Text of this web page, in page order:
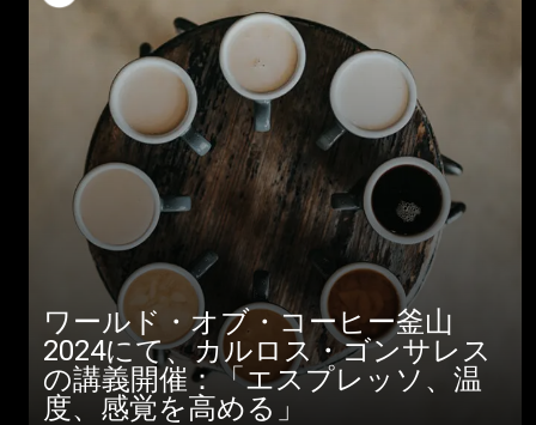
ワールド・オブ・コーヒー釜山
2024にて、カルロス・ゴンサレス
の講義開催：「エスプレッソ、温
度、感覚を高める」